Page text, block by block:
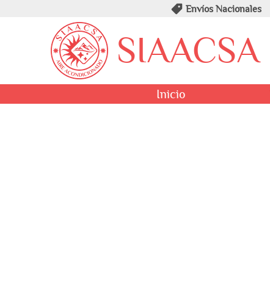
Envíos Nacionales
SIAACSA
Inicio